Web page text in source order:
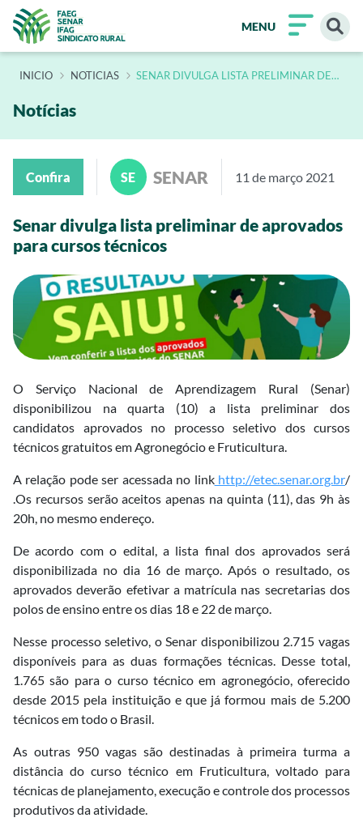
MENU
INÍCIO NOTICIAS SENAR DIVULGA LISTA PRELIMINAR DE
Notícias
Confira SE SENAR 11 de março 2021
Senar divulga lista preliminar de aprovados
para cursos técnicos
O Serviço Nacional de Aprendizagem Rural (Senar)
disponibilizou na quarta (10) a lista preliminar dos
candidatos aprovados no processo seletivo dos cursos
técnicos gratuitos em Agronegócio e Fruticultura.
A relação pode ser acessada no linkhttp://etec.senar.org.br/
.Os recursos serão aceitos apenas na quinta (11), das 9h às
20h, no mesmo endereço.
De acordo com o edital, a lista final dos aprovados será
disponibilizada no dia 16 de março. Após o resultado, os
aprovados deverão efetivar a matrícula nas secretarias dos
polos de ensino entre os dias 18 e 22 de março.
Nesse processo seletivo, o Senar disponibilizou 2.715 vagas
disponíveis para as duas formações técnicas. Desse total,
1.765 são para o curso técnico em agronegócio, oferecido
desde 2015 pela instituição e que já formou mais de 5.200
técnicos em todo o Brasil.
As outras 950 vagas são destinadas à primeira turma a
distância do curso técnico em Fruticultura, voltado para
técnicas de planejamento, execução e controle dos processos
produtivos da atividade.